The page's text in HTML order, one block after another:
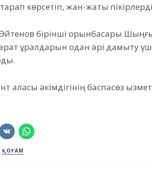
көрсетіп, жан-жақты
бірінші орынбасары
құралдарын одан әрі дамыту
қаласы әкімдігінің баспасөз
ҚОҒАМ